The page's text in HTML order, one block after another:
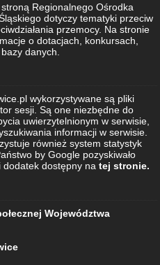
Regionalnego Ośrodka
dotyczy tematyki przeciw
przemocy. Na stronie
o dotacjach, konkursach,
danych.
wykorzystywane są pliki
sesji. Są one niezbędne do
uwierzytelnionym w serwisie,
informacji w serwisie.
również system statystyk
by Google pozyskiwało
dostępny na tej stronie.
Województwa